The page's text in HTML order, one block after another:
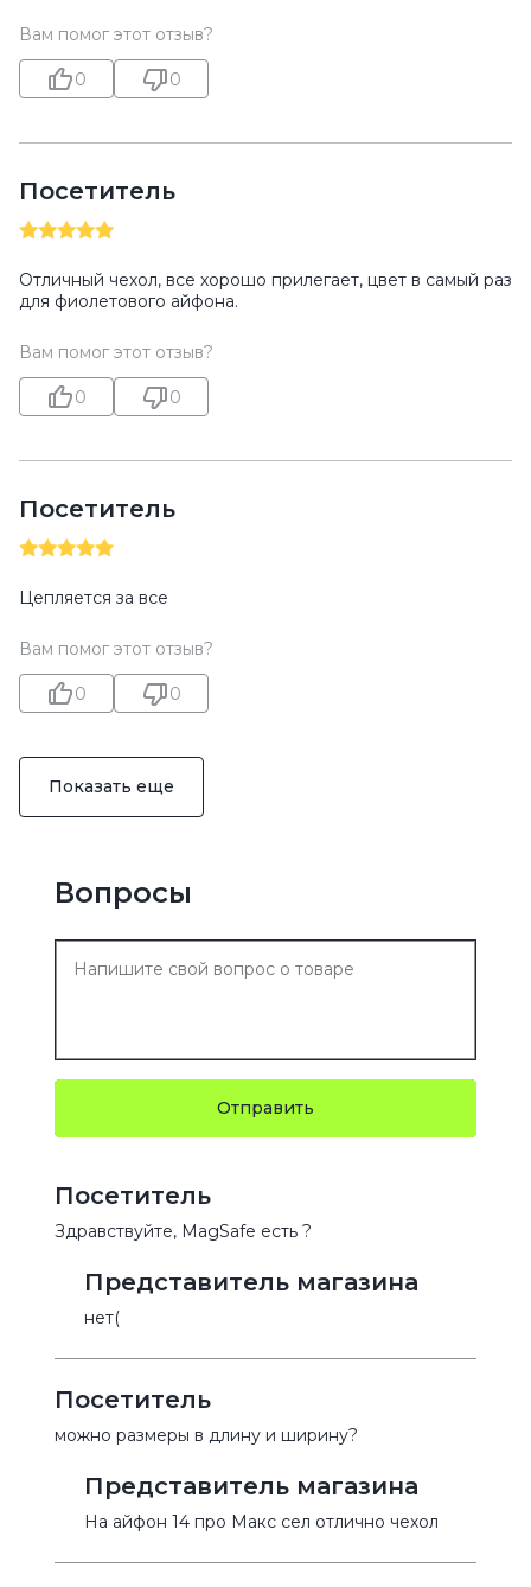
Вам помог этот отзыв?
0 0
Посетитель
Отличный чехол, все хорошо прилегает, цвет в самый раз
для фиолетового айфона.
Вам помог этот отзыв?
0 0
Посетитель
Цепляется за все
Вам помог этот отзыв?
0 0
Показать еще
Вопросы
Отправить
Посетитель
Здравствуйте, MagSafe есть ?
Представитель магазина
нет(
Посетитель
можно размеры в длину и ширину?
Представитель магазина
На айфон 14 про Макс сел отлично чехол